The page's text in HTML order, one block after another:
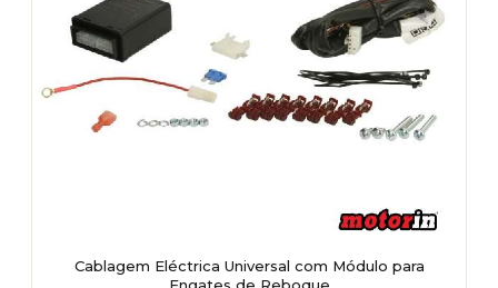
Cablagem Eléctrica Universal com Módulo para